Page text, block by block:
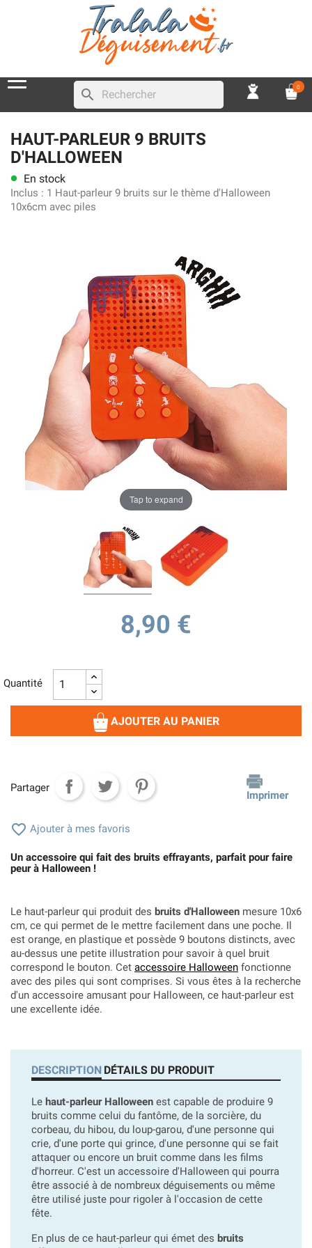
search 0
HAUT-PARLEUR 9 BRUITS
D'HALLOWEEN
lens En stock
Inclus : 1 Haut-parleur 9 bruits sur le thème d'Halloween
10x6cm avec piles
Tap to expand
8,90 €
Quantité
AJOUTER AU PANIER
Partager
Imprimer
 Ajouter à mes favoris
Un accessoire qui fait des bruits effrayants, parfait pour faire
peur à Halloween !
Le haut-parleur qui produit des bruits d'Halloween mesure 10x6
cm, ce qui permet de le mettre facilement dans une poche. Il
est orange, en plastique et possède 9 boutons distincts, avec
au-dessus une petite illustration pour savoir à quel bruit
correspond le bouton. Cet accessoire Halloween fonctionne
avec des piles qui sont comprises. Si vous êtes à la recherche
d'un accessoire amusant pour Halloween, ce haut-parleur est
une excellente idée.
DESCRIPTION DÉTAILS DU PRODUIT
Le haut-parleur Halloween est capable de produire 9
bruits comme celui du fantôme, de la sorcière, du
corbeau, du hibou, du loup-garou, d'une personne qui
crie, d'une porte qui grince, d'une personne qui se fait
attaquer ou encore un bruit comme dans les films
d'horreur. C'est un accessoire d'Halloween qui pourra
être associé à de nombreux déguisements ou même
être utilisé juste pour rigoler à l'occasion de cette
fête.
En plus de ce haut-parleur qui émet des bruits